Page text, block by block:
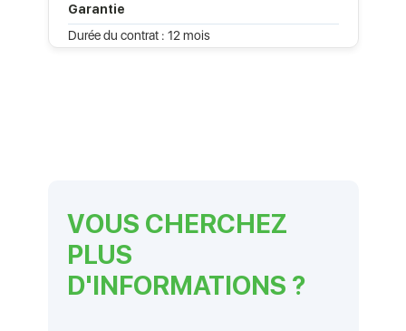
Garantie
Durée du contrat : 12 mois
VOUS CHERCHEZ
PLUS
D'INFORMATIONS ?